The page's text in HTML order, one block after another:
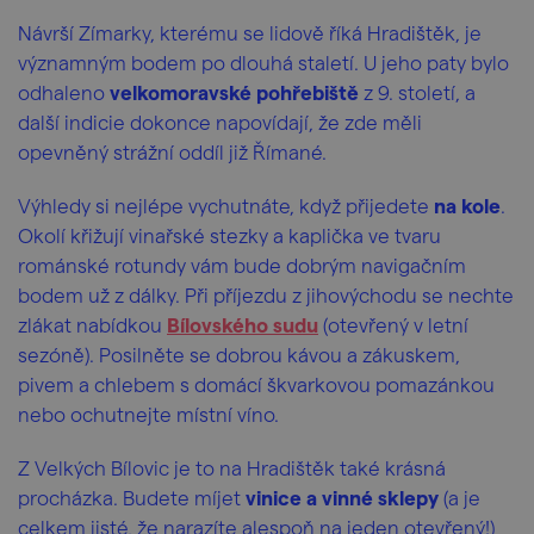
Návrší Zímarky, kterému se lidově říká Hradištěk, je
významným bodem po dlouhá staletí. U jeho paty bylo
odhaleno velkomoravské pohřebiště z 9. století, a
další indicie dokonce napovídají, že zde měli
opevněný strážní oddíl již Římané.
Výhledy si nejlépe vychutnáte, když přijedete na kole.
Okolí křižují vinařské stezky a kaplička ve tvaru
románské rotundy vám bude dobrým navigačním
bodem už z dálky. Při příjezdu z jihovýchodu se nechte
zlákat nabídkou Bílovského sudu (otevřený v letní
sezóně). Posilněte se dobrou kávou a zákuskem,
pivem a chlebem s domácí škvarkovou pomazánkou
nebo ochutnejte místní víno.
Z Velkých Bílovic je to na Hradištěk také krásná
procházka. Budete míjet vinice a vinné sklepy (a je
celkem jisté, že narazíte alespoň na jeden otevřený!)